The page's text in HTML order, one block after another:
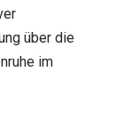
über die
im